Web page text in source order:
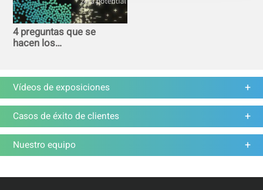
4 preguntas que se
hacen los
Vídeos de exposiciones
Casos de éxito de clientes
Nuestro equipo